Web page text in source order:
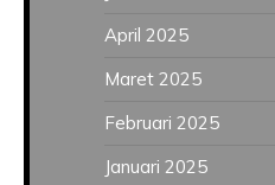
April 2025
Maret 2025
Februari 2025
Januari 2025